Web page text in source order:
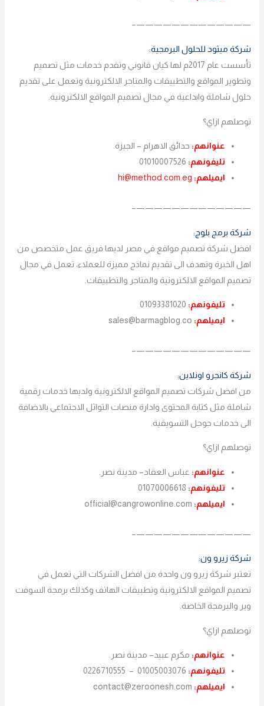
—————————————–
شركة ميثود للحلول البرمجية:
تأسست عام 2017م لها كيان قانوني وتقدم خدمات مثل تصميم
وتطوير المواقع والتطبيقات والمتاجر الالكترونية وتعمل على تقديم
حلول شاملة وابداعية في مجال تصميم المواقع الالكترونية.
توصلهم ازاي؟
عنوانهم: حدائق الاهرام – الجيزة.
تليفونهم: 01010007526
ايميلهم: hi@method.com.eg
—————————————–
شركة برمج بلوج:
افضل شركة تصميم مواقع في مصر لديها فريق عمل متخصص من
اهل الخبرة وتهدف الى تقديم نماذج مميزة للعملاء، تعمل في مجال
تصميم المواقع الالكترونية والمتاجر والتطبيقات.
تليفونهم:
ايميلهم: sales@barmagblog.co
—————————————–
شركة كانجرو اونلاين:
من افضل شركات تصميم المواقع الالكترونية ولديها خدمات رقمية
شاملة مثل كتابة المحتوى وادارة منصات التواثل الاجتماعي بالاضافة
الى خدمات جوجل التسويقية.
توصلهم ازاي؟
عنوانهم: عباس العقاد– مدينة نصر.
تليفونهم: 01070006618
ايميلهم:
—————————————–
شركة زيرو ون:
تعتبر شركة زيرو ون واحدة من افضل الشركات التي تعمل في
تصميم المواقع الالكترونية وتطبيقات الهاتف وكذلك برمجة السوفت
وير والبرمجة الخاصة.
توصلهم ازاي؟
عنوانهم: مكرم عبيد– مدينة نصر.
تليفونهم: 01005003076 – 0226710555
ايميلهم: